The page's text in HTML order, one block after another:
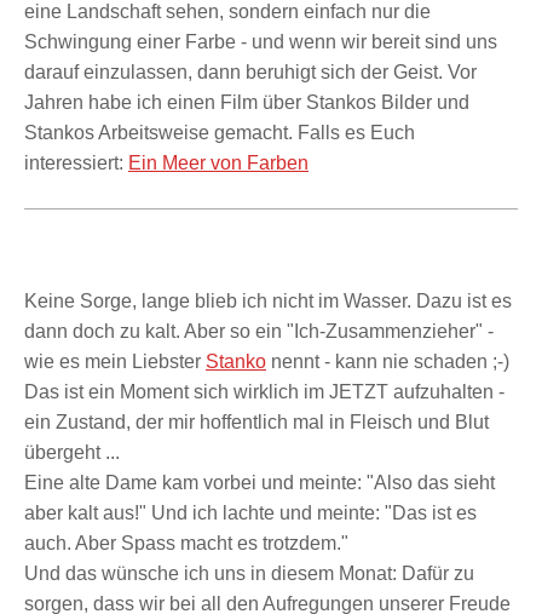
eine Landschaft sehen, sondern einfach nur die
Schwingung einer Farbe - und wenn wir bereit sind uns
darauf einzulassen, dann beruhigt sich der Geist. Vor
Jahren habe ich einen Film über Stankos Bilder und
Stankos Arbeitsweise gemacht. Falls es Euch
interessiert: Ein Meer von Farben
Keine Sorge, lange blieb ich nicht im Wasser. Dazu ist es
dann doch zu kalt. Aber so ein "Ich-Zusammenzieher" -
wie es mein Liebster Stanko nennt - kann nie schaden ;-)
Das ist ein Moment sich wirklich im JETZT aufzuhalten -
ein Zustand, der mir hoffentlich mal in Fleisch und Blut
übergeht ...
Eine alte Dame kam vorbei und meinte: "Also das sieht
aber kalt aus!" Und ich lachte und meinte: "Das ist es
auch. Aber Spass macht es trotzdem."
Und das wünsche ich uns in diesem Monat: Dafür zu
sorgen, dass wir bei all den Aufregungen unserer Freude